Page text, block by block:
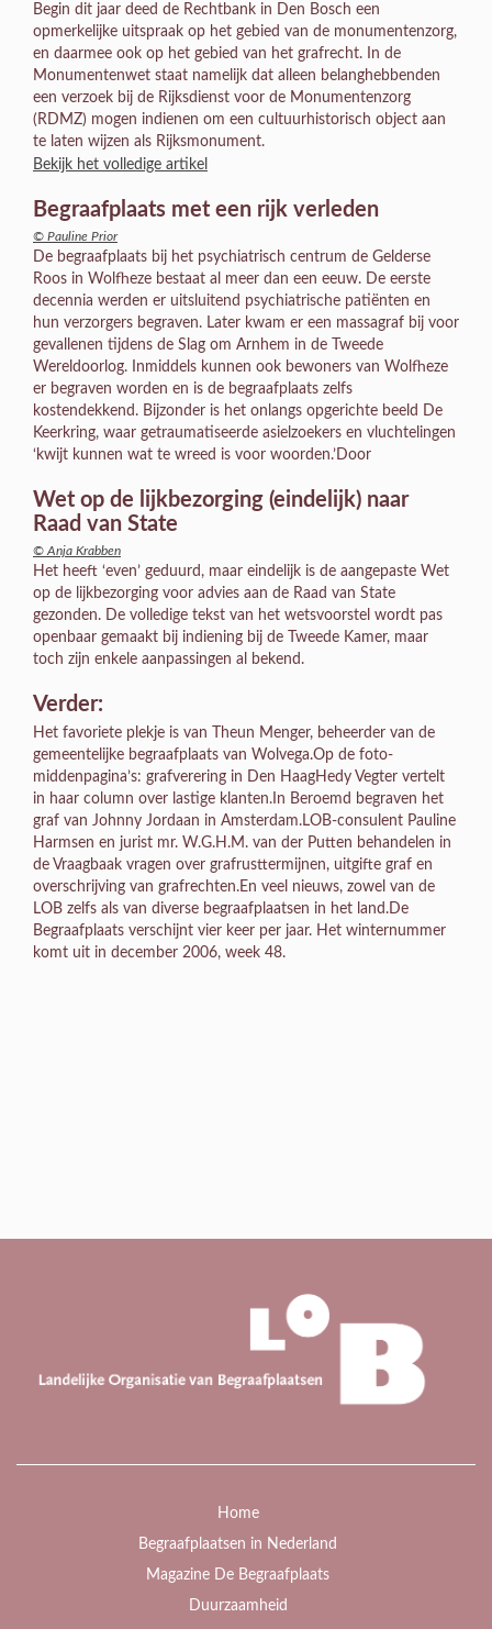
Begin dit jaar deed de Rechtbank in Den Bosch een
opmerkelijke uitspraak op het gebied van de monumentenzorg,
en daarmee ook op het gebied van het grafrecht. In de
Monumentenwet staat namelijk dat alleen belanghebbenden
een verzoek bij de Rijksdienst voor de Monumentenzorg
(RDMZ) mogen indienen om een cultuurhistorisch object aan
te laten wijzen als Rijksmonument.
Bekijk het volledige artikel
Begraafplaats met een rijk verleden
© Pauline Prior
De begraafplaats bij het psychiatrisch centrum de Gelderse
Roos in Wolfheze bestaat al meer dan een eeuw. De eerste
decennia werden er uitsluitend psychiatrische patiënten en
hun verzorgers begraven. Later kwam er een massagraf bij voor
gevallenen tijdens de Slag om Arnhem in de Tweede
Wereldoorlog. Inmiddels kunnen ook bewoners van Wolfheze
er begraven worden en is de begraafplaats zelfs
kostendekkend. Bijzonder is het onlangs opgerichte beeld De
Keerkring, waar getraumatiseerde asielzoekers en vluchtelingen
‘kwijt kunnen wat te wreed is voor woorden.’Door
Wet op de lijkbezorging (eindelijk) naar
Raad van State
© Anja Krabben
Het heeft ‘even’ geduurd, maar eindelijk is de aangepaste Wet
op de lijkbezorging voor advies aan de Raad van State
gezonden. De volledige tekst van het wetsvoorstel wordt pas
openbaar gemaakt bij indiening bij de Tweede Kamer, maar
toch zijn enkele aanpassingen al bekend.
Verder:
Het favoriete plekje is van Theun Menger, beheerder van de
gemeentelijke begraafplaats van Wolvega.Op de foto-
middenpagina’s: grafverering in Den HaagHedy Vegter vertelt
in haar column over lastige klanten.In Beroemd begraven het
graf van Johnny Jordaan in Amsterdam.LOB-consulent Pauline
Harmsen en jurist mr. W.G.H.M. van der Putten behandelen in
de Vraagbaak vragen over grafrusttermijnen, uitgifte graf en
overschrijving van grafrechten.En veel nieuws, zowel van de
LOB zelfs als van diverse begraafplaatsen in het land.De
Begraafplaats verschijnt vier keer per jaar. Het winternummer
komt uit in december 2006, week 48.
Home
Begraafplaatsen in Nederland
Magazine De Begraafplaats
Duurzaamheid